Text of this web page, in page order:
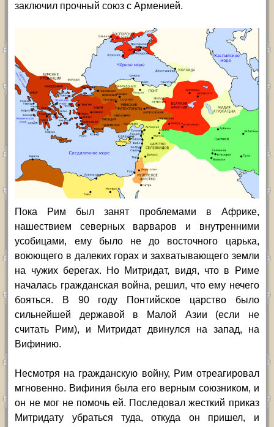
заключил прочный союз с Арменией.
Пока Рим был занят проблемами в Африке,
нашествием северных варваров и внутренними
усобицами, ему было не до восточного царька,
воюющего в далеких горах и захватывающего земли
на чужих берегах. Но Митридат, видя, что в Риме
началась гражданская война, решил, что ему нечего
бояться. В 90 году Понтийское царство было
сильнейшей державой в Малой Азии (если не
считать Рим), и Митридат двинулся на запад, на
Вифинию.
Несмотря на гражданскую войну, Рим отреагировал
мгновенно. Вифиния была его верным союзником, и
он не мог не помочь ей. Последовал жесткий приказ
Митридату убраться туда, откуда он пришел, и